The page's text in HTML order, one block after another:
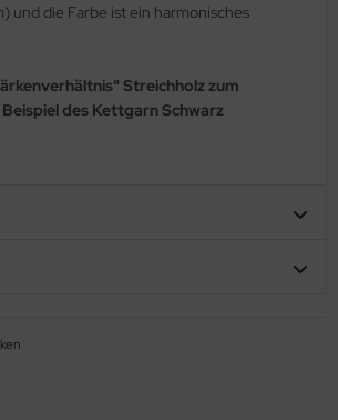
und die Farbe ist ein harmonisches
Streichholz zum
des Kettgarn Schwarz